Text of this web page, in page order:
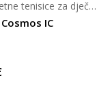
IC
Nogometne tenisice za dječake